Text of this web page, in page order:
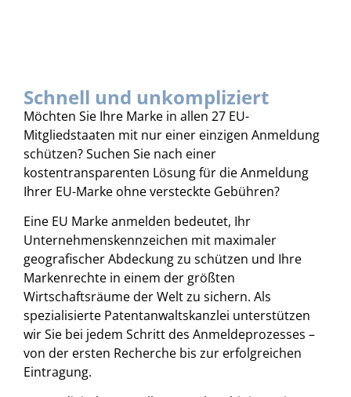
Schnell und unkompliziert
Möchten Sie Ihre Marke in allen 27 EU-
Mitgliedstaaten mit nur einer einzigen Anmeldung
schützen? Suchen Sie nach einer
kostentransparenten Lösung für die Anmeldung
Ihrer EU-Marke ohne versteckte Gebühren?
Eine EU Marke anmelden bedeutet, Ihr
Unternehmenskennzeichen mit maximaler
geografischer Abdeckung zu schützen und Ihre
Markenrechte in einem der größten
Wirtschaftsräume der Welt zu sichern. Als
spezialisierte Patentanwaltskanzlei unterstützen
wir Sie bei jedem Schritt des Anmeldeprozesses –
von der ersten Recherche bis zur erfolgreichen
Eintragung.